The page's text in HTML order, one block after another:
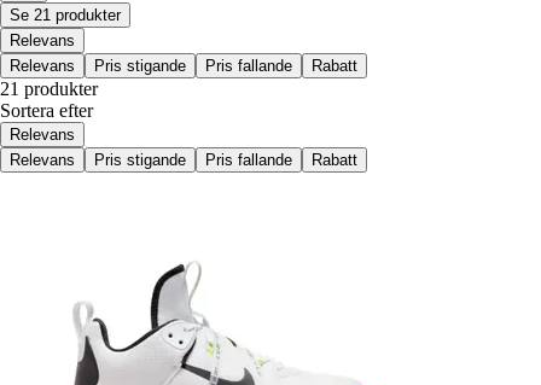
Se 21 produkter
Relevans
Relevans
Pris stigande Pris fallande Rabatt
21 produkter
Sortera efter
Relevans
Relevans
Pris stigande Pris fallande Rabatt